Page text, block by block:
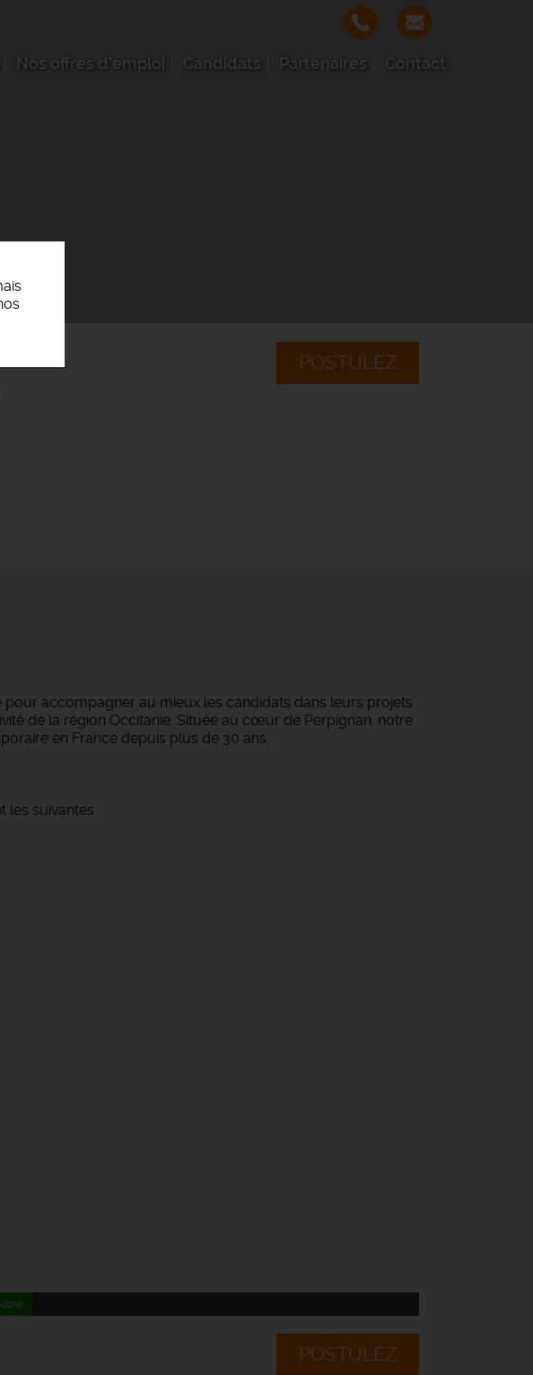
Nos offres d'emploi Candidats Partenaires Contact
POSTULEZ
accompagner au mieux les candidats dans leurs projets
de la région Occitanie. Située au cœur de Perpignan, notre
en France depuis plus de 30 ans.
les suivantes :
POSTULEZ